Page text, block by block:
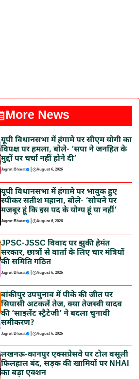
More News
यूपी विधानसभा में हंगामे पर सीएम योगी का
विपक्ष पर हमला, बोले- ‘सपा ने जनहित के
मुद्दों पर चर्चा नहीं होने दी’
Jagrut Bharat | August 6, 2026
यूपी विधानसभा में हंगामे पर भावुक हुए
स्पीकर सतीश महाना, बोले- ‘सोचने पर
मजबूर हूं कि इस पद के योग्य हूं या नहीं’
Jagrut Bharat | August 6, 2026
JPSC-JSSC विवाद पर झुकी हेमंत
सरकार, छात्रों से वार्ता के लिए चार मंत्रियों
की समिति गठित
Jagrut Bharat | August 6, 2026
बांकीपुर उपचुनाव में पीके की जीत पर
सियासी अटकलें तेज, क्या तेजस्वी यादव
की ‘साइलेंट स्ट्रैटेजी’ ने बदला चुनावी
समीकरण?
Jagrut Bharat | August 6, 2026
लखनऊ-कानपुर एक्सप्रेसवे पर टोल वसूली
फिलहाल बंद, सड़क की खामियों पर NHAI
का बड़ा एक्शन